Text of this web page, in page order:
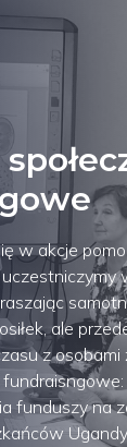
w akcje
ale
z osobami
funduszy na